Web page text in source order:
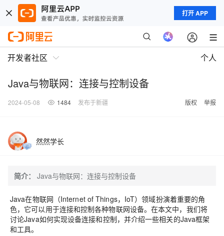
打开 APP
开发者社区 个人
Java与物联网：连接与控制设备
2024-05-08 1484 发布于新疆 版权 举报
然然学长
简介： Java与物联网：连接与控制设备
Java在物联网（Internet of Things，IoT）领域扮演着重要的角
色，它可以用于连接和控制各种物联网设备。在本文中，我们将
讨论Java如何实现设备连接和控制，并介绍一些相关的Java框架
和工具。